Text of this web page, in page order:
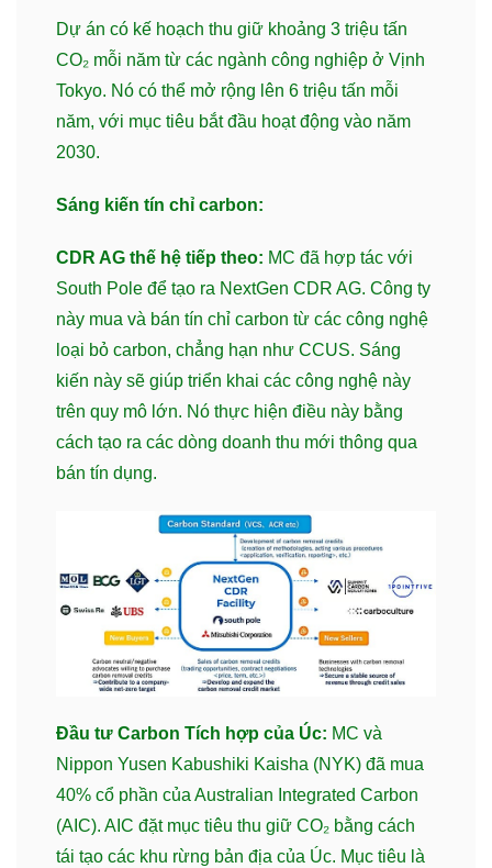
Dự án có kế hoạch thu giữ khoảng 3 triệu tấn
CO₂ mỗi năm từ các ngành công nghiệp ở Vịnh
Tokyo. Nó có thể mở rộng lên 6 triệu tấn mỗi
năm, với mục tiêu bắt đầu hoạt động vào năm
2030.
Sáng kiến tín chỉ carbon:
CDR AG thế hệ tiếp theo: MC đã hợp tác với
South Pole để tạo ra NextGen CDR AG. Công ty
này mua và bán tín chỉ carbon từ các công nghệ
loại bỏ carbon, chẳng hạn như CCUS. Sáng
kiến này sẽ giúp triển khai các công nghệ này
trên quy mô lớn. Nó thực hiện điều này bằng
cách tạo ra các dòng doanh thu mới thông qua
bán tín dụng.
Đầu tư Carbon Tích hợp của Úc: MC và
Nippon Yusen Kabushiki Kaisha (NYK) đã mua
40% cổ phần của Australian Integrated Carbon
(AIC). AIC đặt mục tiêu thu giữ CO₂ bằng cách
tái tạo các khu rừng bản địa của Úc. Mục tiêu là